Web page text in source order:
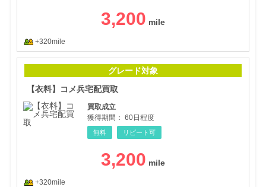
3,200
+320mile
グレード対象
【衣料】コメ兵宅配買取
買取成立
獲得期間： 60日程度
無料 リピート可
3,200
+320mile